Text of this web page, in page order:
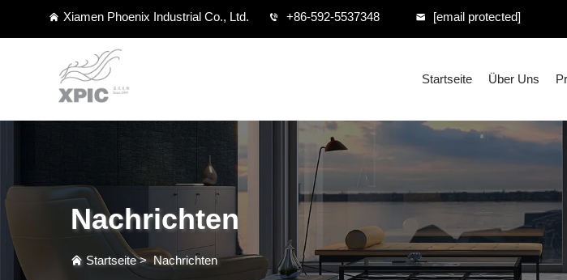
Xiamen Phoenix Industrial Co., Ltd. +86-592-5537348 [email protected]
Startseite Über Uns
Nachrichten
Startseite> Nachrichten